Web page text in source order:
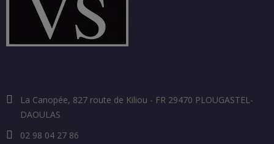
La Canopée, 827 route de Kiliou - FR 29470 PLOUGASTEL-
DAOULAS
02 98 04 27 86